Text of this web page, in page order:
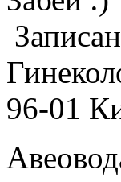
Записан
96-01